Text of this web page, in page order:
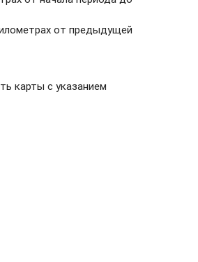
от предыдущей
карты с указанием